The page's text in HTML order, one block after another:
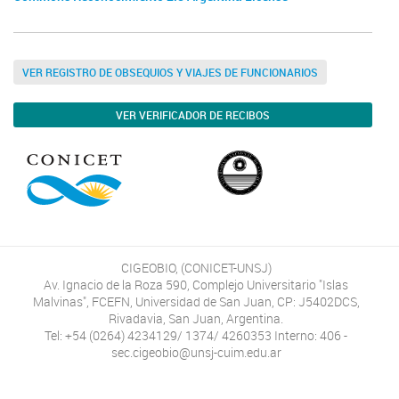
VER REGISTRO DE OBSEQUIOS Y VIAJES DE FUNCIONARIOS
VER VERIFICADOR DE RECIBOS
CIGEOBIO, (CONICET-UNSJ)
Av. Ignacio de la Roza 590, Complejo Universitario "Islas
Malvinas", FCEFN, Universidad de San Juan, CP: J5402DCS,
Rivadavia, San Juan, Argentina.
Tel: +54 (0264) 4234129/ 1374/ 4260353 Interno: 406 -
sec.cigeobio@unsj-cuim.edu.ar